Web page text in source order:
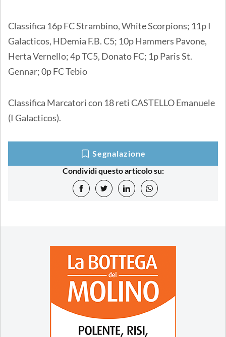
Classifica 16p FC Strambino, White Scorpions; 11p I
Galacticos, HDemia F.B. C5; 10p Hammers Pavone,
Herta Vernello; 4p TC5, Donato FC; 1p Paris St.
Gennar; 0p FC Tebio
Classifica Marcatori con 18 reti CASTELLO Emanuele
(I Galacticos).
Segnalazione
Condividi questo articolo su: